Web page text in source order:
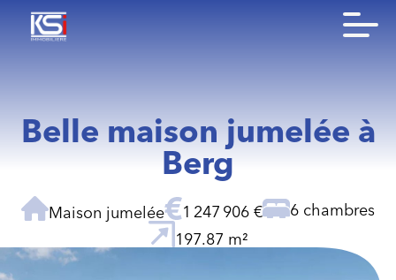
Belle maison jumelée à
Berg
Maison jumelée 1 247 906 €
6 chambres
197.87 m²